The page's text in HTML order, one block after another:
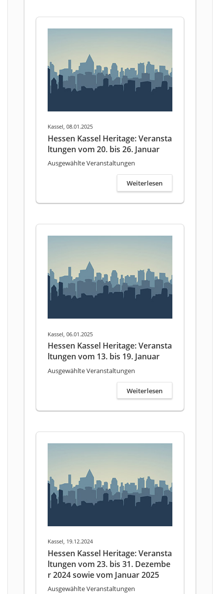
Kassel, 08.01.2025
Hessen Kassel Heritage: Veransta
ltungen vom 20. bis 26. Januar
Ausgewählte Veranstaltungen
Weiterlesen
Kassel, 06.01.2025
Hessen Kassel Heritage: Veransta
ltungen vom 13. bis 19. Januar
Ausgewählte Veranstaltungen
Weiterlesen
Kassel, 19.12.2024
Hessen Kassel Heritage: Veransta
ltungen vom 23. bis 31. Dezembe
r 2024 sowie vom Januar 2025
Ausgewählte Veranstaltungen